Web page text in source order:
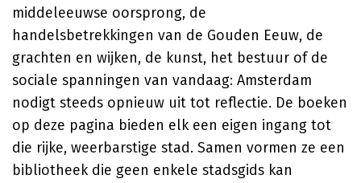
middeleeuwse oorsprong, de
handelsbetrekkingen van de Gouden Eeuw, de
grachten en wijken, de kunst, het bestuur of de
sociale spanningen van vandaag: Amsterdam
nodigt steeds opnieuw uit tot reflectie. De boeken
op deze pagina bieden elk een eigen ingang tot
die rijke, weerbarstige stad. Samen vormen ze een
bibliotheek die geen enkele stadsgids kan